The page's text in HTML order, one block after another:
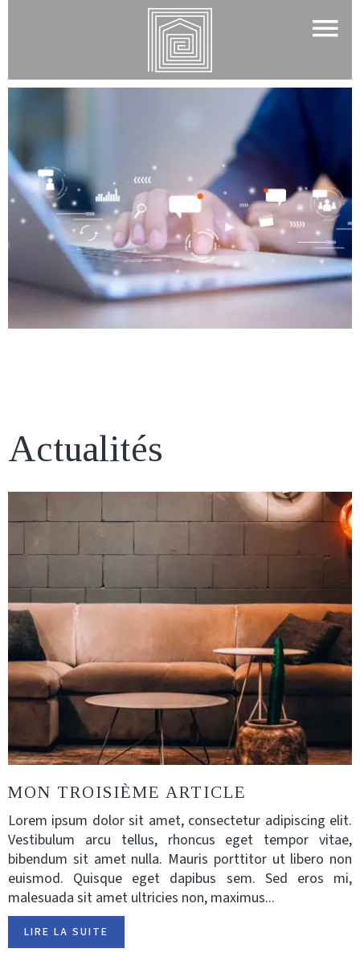
Actualités
MON TROISIÈME ARTICLE
Lorem ipsum dolor sit amet, consectetur adipiscing elit.
Vestibulum arcu tellus, rhoncus eget tempor vitae,
bibendum sit amet nulla. Mauris porttitor ut libero non
euismod. Quisque eget dapibus sem. Sed eros mi,
malesuada sit amet ultricies non, maximus...
LIRE LA SUITE